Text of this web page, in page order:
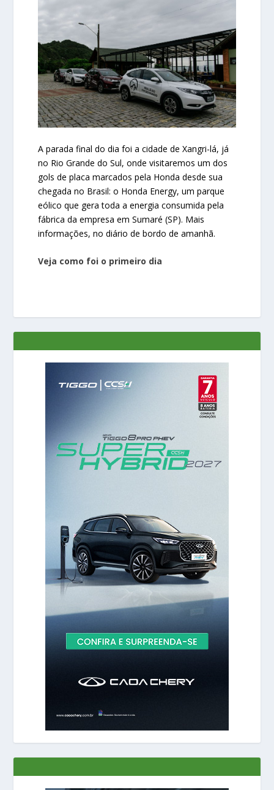
A parada final do dia foi a cidade de Xangri-lá, já
no Rio Grande do Sul, onde visitaremos um dos
gols de placa marcados pela Honda desde sua
chegada no Brasil: o Honda Energy, um parque
eólico que gera toda a energia consumida pela
fábrica da empresa em Sumaré (SP). Mais
informações, no diário de bordo de amanhã.
Veja como foi o primeiro dia